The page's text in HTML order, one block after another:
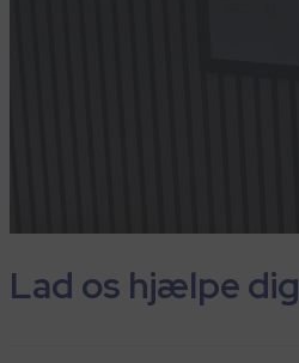
Lad os hjælpe dig